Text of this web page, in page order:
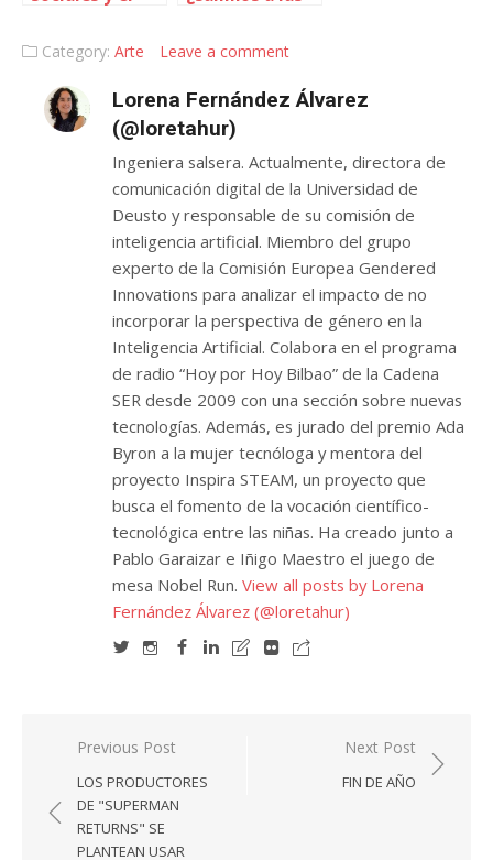
calles al
ordenador o
del ordenador
a las calles?
desde casa?
Category: Arte Leave a comment
Lorena Fernández Álvarez
(@loretahur)
Ingeniera salsera. Actualmente, directora de
comunicación digital de la Universidad de
Deusto y responsable de su comisión de
inteligencia artificial. Miembro del grupo
experto de la Comisión Europea Gendered
Innovations para analizar el impacto de no
incorporar la perspectiva de género en la
Inteligencia Artificial. Colabora en el programa
de radio “Hoy por Hoy Bilbao” de la Cadena
SER desde 2009 con una sección sobre nuevas
tecnologías. Además, es jurado del premio Ada
Byron a la mujer tecnóloga y mentora del
proyecto Inspira STEAM, un proyecto que
busca el fomento de la vocación científico-
tecnológica entre las niñas. Ha creado junto a
Pablo Garaizar e Iñigo Maestro el juego de
mesa Nobel Run. View all posts by Lorena
Fernández Álvarez (@loretahur)
Navegación
entradas
Previous Post
LOS PRODUCTORES
DE "SUPERMAN
RETURNS" SE
PLANTEAN USAR
Next Post
FIN DE AÑO